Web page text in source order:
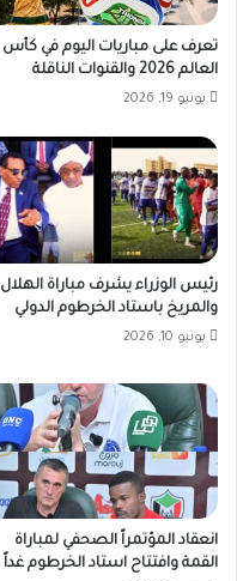
تعرف على مباريات اليوم في كأس
العالم 2026 والقنوات الناقلة
يونيو 19, 2026
رئيس الوزراء يشرف مباراة الهلال
والمريخ باستاد الخرطوم الدولي
يونيو 10, 2026
انعقاد المؤتمراً الصحفي لمباراة
القمة وافتتاح استاد الخرطوم غداً